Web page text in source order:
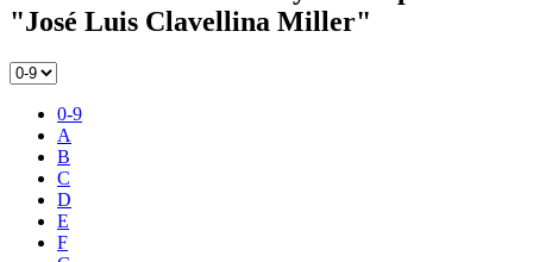
"José Luis Clavellina Miller"
0-9
A
B
C
D
E
F